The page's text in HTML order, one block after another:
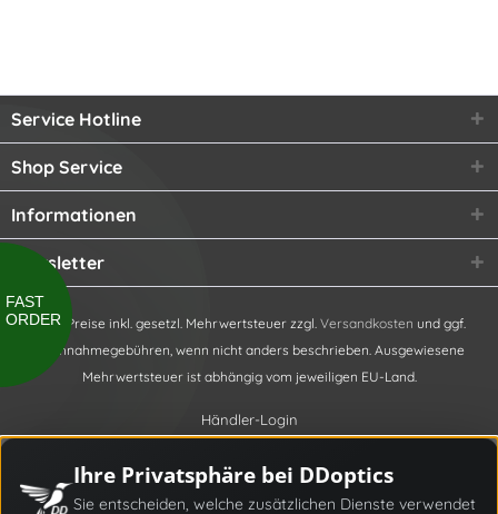
FAST
ORDER
Service Hotline
Shop Service
Informationen
Newsletter
* Alle Preise inkl. gesetzl. Mehrwertsteuer zzgl. Versandkosten und ggf.
Nachnahmegebühren, wenn nicht anders beschrieben. Ausgewiesene
Mehrwertsteuer ist abhängig vom jeweiligen EU-Land.
Händler-Login
Ihre Privatsphäre bei DDoptics
Sie entscheiden, welche zusätzlichen Dienste verwendet